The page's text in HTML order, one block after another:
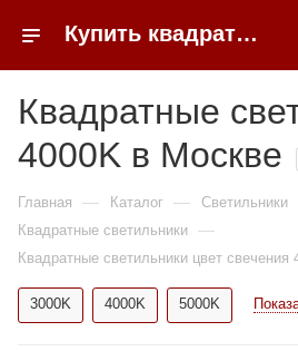
Купить квадратные светильники 4000K недорого в Москве | 0FFER
Квадратные
4000K в Москве
Главная — Каталог — Светильники
Квадратные светильники —
Квадратные светильники цвет свечения
3000K 4000K 5000K